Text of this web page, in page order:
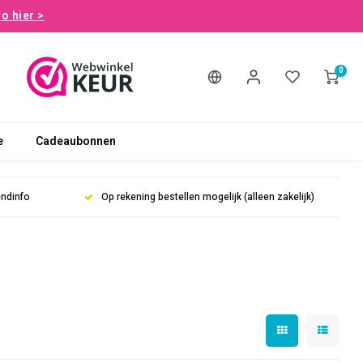
hier >
0
Cadeaubonnen
Op rekening bestellen mogelijk (alleen zakelijk)